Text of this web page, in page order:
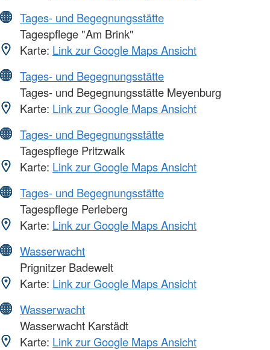
Tages- und Begegnungsstätte
Tagespflege "Am Brink"
Karte: Link zur Google Maps Ansicht
Tages- und Begegnungsstätte
Tages- und Begegnungsstätte Meyenburg
Karte: Link zur Google Maps Ansicht
Tages- und Begegnungsstätte
Tagespflege Pritzwalk
Karte: Link zur Google Maps Ansicht
Tages- und Begegnungsstätte
Tagespflege Perleberg
Karte: Link zur Google Maps Ansicht
Wasserwacht
Prignitzer Badewelt
Karte: Link zur Google Maps Ansicht
Wasserwacht
Wasserwacht Karstädt
Karte: Link zur Google Maps Ansicht